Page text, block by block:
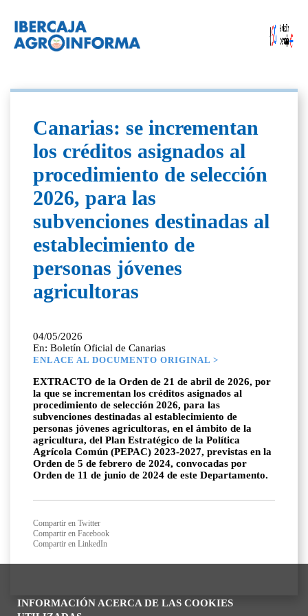
INFORMACIÓN ACERCA DE LAS COOKIES
Canarias: se incrementan
los créditos asignados al
procedimiento de selección
2026, para las
subvenciones destinadas al
establecimiento de
personas jóvenes
agricultoras
04/05/2026
En: Boletín Oficial de Canarias
ENLACE AL DOCUMENTO ORIGINAL >
EXTRACTO de la Orden de 21 de abril de 2026, por
la que se incrementan los créditos asignados al
procedimiento de selección 2026, para las
subvenciones destinadas al establecimiento de
personas jóvenes agricultoras, en el ámbito de la
agricultura, del Plan Estratégico de la Política
Agrícola Común (PEPAC) 2023-2027, previstas en la
Orden de 5 de febrero de 2024, convocadas por
Orden de 11 de junio de 2024 de este Departamento.
Compartir en Twitter
Compartir en Facebook
Compartir en LinkedIn